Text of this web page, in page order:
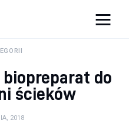
do
ścieków
2018